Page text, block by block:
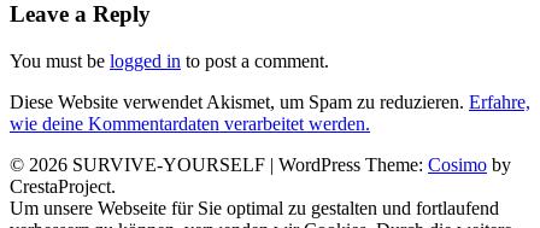
Leave a Reply
You must be logged in to post a comment.
Diese Website verwendet Akismet, um Spam zu reduzieren. Erfahre,
wie deine Kommentardaten verarbeitet werden.
© 2026 SURVIVE-YOURSELF | WordPress Theme: Cosimo by
CrestaProject.
Facebook
Instagram
YouTube
Um unsere Webseite für Sie optimal zu gestalten und fortlaufend